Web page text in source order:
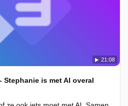
21:08
Stephanie is met AI overal